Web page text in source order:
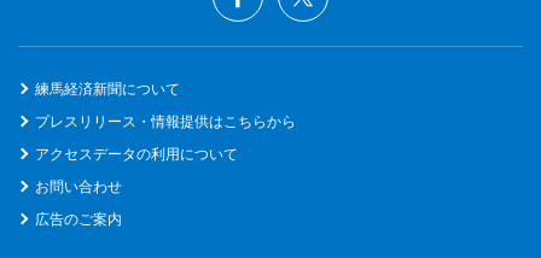
練馬経済新聞について
プレスリリース・情報提供はこちらから
アクセスデータの利用について
お問い合わせ
広告のご案内